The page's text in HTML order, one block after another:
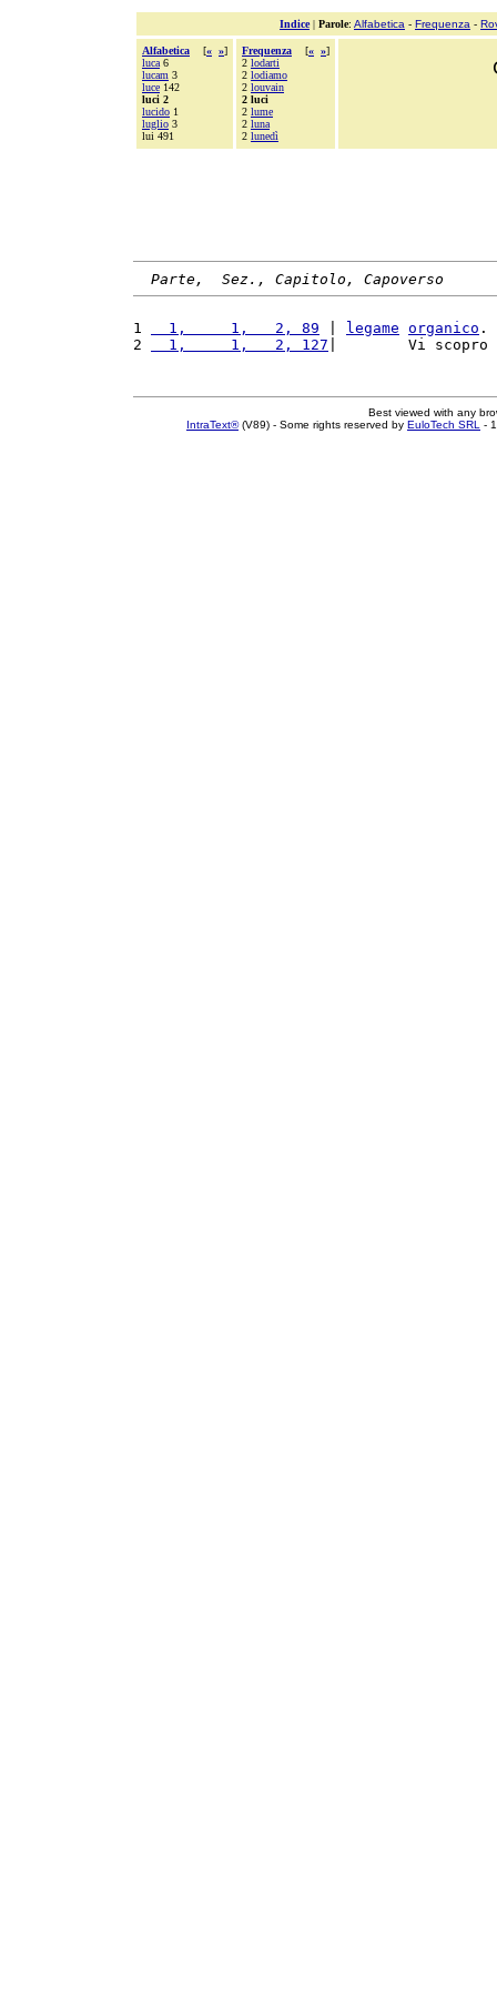
Indice| Parole: Alfabetica - Frequenza -
Alfabetica [« »]
luca 6
lucam 3
luce 142
luci 2
lucido 1
luglio 3
lui 491
Frequenza [« »]
2 lodarti
2 lodiamo
2 louvain
2 luci
2 lume
2 luna
2 lunedì
Parte,  Sez., Capitolo, Capoverso
1
  1,     1,   2, 89
legame organico .
2
  1,     1,   2, 127
|        Vi scopro
Best viewed with any
IntraText®(V89) - Some rights reserved by EuloTech SRL -